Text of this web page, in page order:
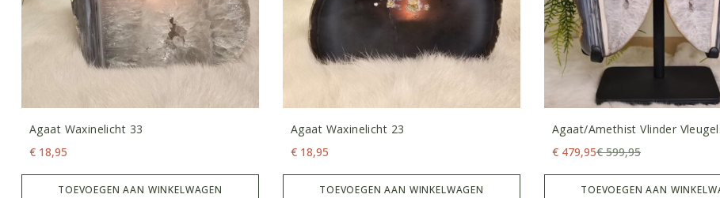
Agaat Waxinelicht 33
€ 18,95
TOEVOEGEN AAN WINKELWAGEN
Agaat Waxinelicht 23
€ 18,95
TOEVOEGEN AAN WINKELWAGEN
Agaat/amethist Vlinder
Standaard
€599,95
€ 479,95
TOEVOEGEN AAN